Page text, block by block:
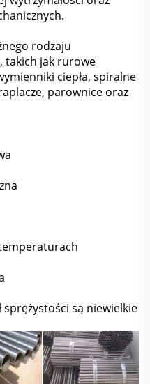
rodzaju
takich jak rurowe
ciepła, spiralne
parownice oraz
są niewielkie